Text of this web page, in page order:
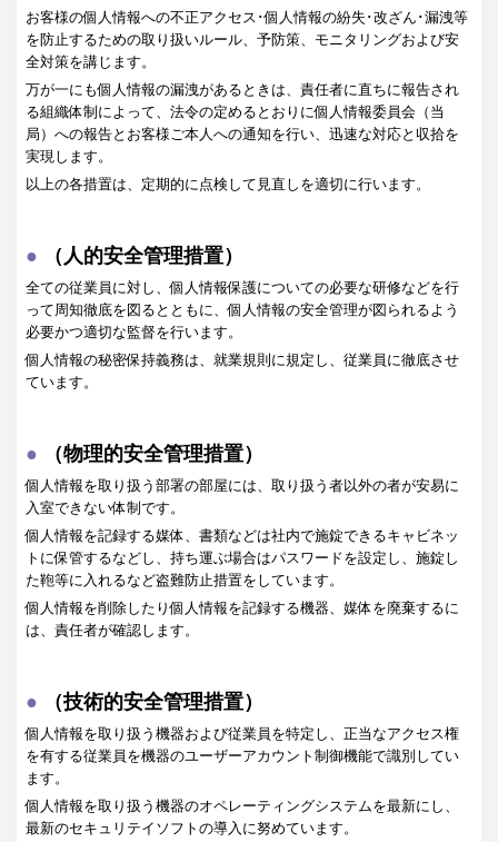
お客様の個人情報への不正アクセス･個人情報の紛失･改ざん･漏洩等
を防止するための取り扱いルール、予防策、モニタリングおよび安
全対策を講じます。
万が一にも個人情報の漏洩があるときは、責任者に直ちに報告され
る組織体制によって、法令の定めるとおりに個人情報委員会（当
局）への報告とお客様ご本人への通知を行い、迅速な対応と収拾を
実現します。
以上の各措置は、定期的に点検して見直しを適切に行います。
（人的安全管理措置）
全ての従業員に対し、個人情報保護についての必要な研修などを行
って周知徹底を図るとともに、個人情報の安全管理が図られるよう
必要かつ適切な監督を行います。
個人情報の秘密保持義務は、就業規則に規定し、従業員に徹底させ
ています。
（物理的安全管理措置）
個人情報を取り扱う部署の部屋には、取り扱う者以外の者が安易に
入室できない体制です。
個人情報を記録する媒体、書類などは社内で施錠できるキャビネッ
トに保管するなどし、持ち運ぶ場合はパスワードを設定し、施錠し
た鞄等に入れるなど盗難防止措置をしています。
個人情報を削除したり個人情報を記録する機器、媒体を廃棄するに
は、責任者が確認します。
（技術的安全管理措置）
個人情報を取り扱う機器および従業員を特定し、正当なアクセス権
を有する従業員を機器のユーザーアカウント制御機能で識別してい
ます。
個人情報を取り扱う機器のオペレーティングシステムを最新にし、
最新のセキュリテイソフトの導入に努めています。